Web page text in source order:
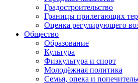
Градостроительство
Границы прилегающих
Оценка регулирующего
Общество
Образование
Культура
Физкультура и спорт
Молодёжная политика
Семья, опека и